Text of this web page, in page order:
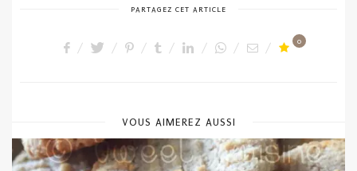
PARTAGEZ CET ARTICLE
0
VOUS AIMEREZ AUSSI